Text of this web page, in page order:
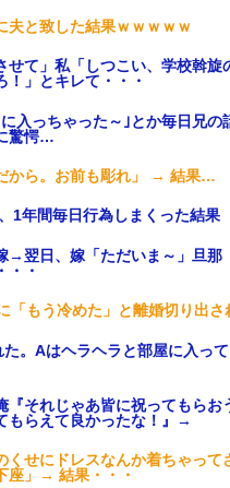
夫と致した結果ｗｗｗｗｗ
せて」私「しつこい、学校斡
」とキレて・・・
入っちゃった～｣とか毎日兄
驚愕…
から。お前も彫れ」 → 結果…
1年間毎日行為しまくった結果
→翌日、嫁「ただいま～」旦那
・
「もう冷めた」と離婚切り出さ
。Aはヘラヘラと部屋に入っ
『それじゃあ皆に祝ってもら
もらえて良かったな！』→
くせにドレスなんか着ちゃっ
座」→ 結果・・・